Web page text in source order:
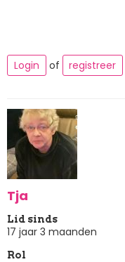
Login
of registreer
Tja
Lid sinds
17 jaar 3 maanden
Rol